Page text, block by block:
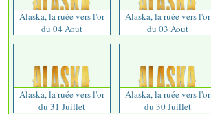
Alaska, la ruée vers l'or
du 04 Aout
Alaska, la ruée vers l'or
du 03 Aout
Alaska, la ruée vers l'or
du 31 Juillet
Alaska, la ruée vers l'or
du 30 Juillet